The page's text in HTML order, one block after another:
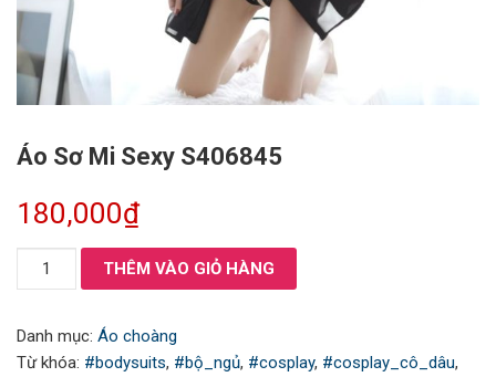
Áo Sơ Mi Sexy S406845
180,000₫
Sơ
Sexy
S406845
THÊM VÀO GIỎ HÀNG
Danh mục: Áo choàng
Từ khóa: #bodysuits, #bộ_ngủ, #cosplay, #cosplay_cô_dâu,